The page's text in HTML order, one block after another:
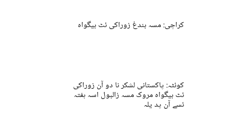
کراچی: مسہ بندغ زوراکی ئٹ بیگواہ
کوئٹہ: پاکستانی لشکر نا دو آن زوراکی
ئٹ بیگواہ مروک مسہ زالبول اسہ ہفتہ
ئسے آن پد یلہ